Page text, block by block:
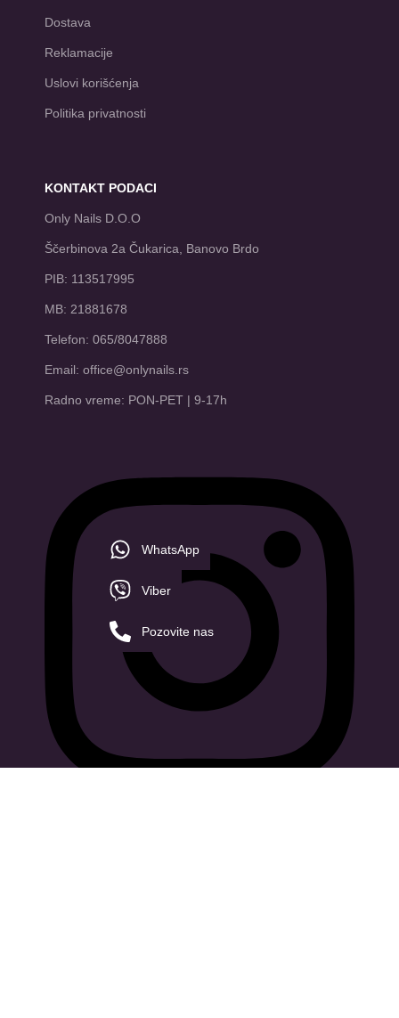
Dostava
Reklamacije
Uslovi korišćenja
Politika privatnosti
KONTAKT PODACI
Only Nails D.O.O
Ščerbinova 2a Čukarica, Banovo Brdo
PIB: 113517995
MB: 21881678
Telefon: 065/8047888
Email: office@onlynails.rs
Radno vreme: PON-PET | 9-17h
WhatsApp
Viber
Pozovite nas